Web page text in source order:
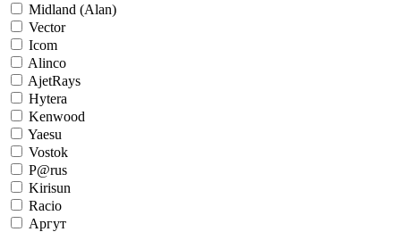
Midland (Alan)
Vector
Icom
Alinco
AjetRays
Hytera
Kenwood
Yaesu
Vostok
P@rus
Kirisun
Racio
Аргут